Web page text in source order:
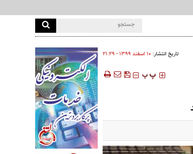
تاریخ انتشار: ۱۰ اسفند ۱۳۹۹ - ۲۱:۲۹
‍‍‍ پ پ